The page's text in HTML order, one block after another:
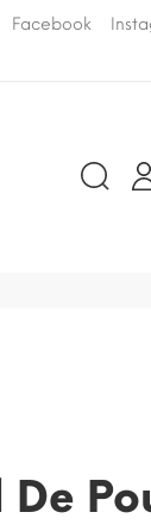
PAR
Facebook